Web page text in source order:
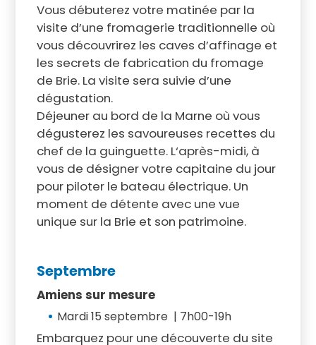
Vous débuterez votre matinée par la
visite d’une fromagerie traditionnelle où
vous découvrirez les caves d’affinage et
les secrets de fabrication du fromage
de Brie. La visite sera suivie d’une
dégustation.
Déjeuner au bord de la Marne où vous
dégusterez les savoureuses recettes du
chef de la guinguette. L‘après-midi, à
vous de désigner votre capitaine du jour
pour piloter le bateau électrique. Un
moment de détente avec une vue
unique sur la Brie et son patrimoine.
Septembre
Amiens sur mesure
Mardi 15 septembre | 7h00-19h
Embarquez pour une découverte du site